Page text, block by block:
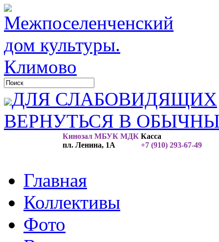
ДЛЯ СЛАБОВИДЯЩИХ
ВЕРНУТЬСЯ В
Кинозал МБУК МДК
пл. Ленина, 1А
Касса
+7 (910) 293-67-49
Главная
Коллективы
Фото